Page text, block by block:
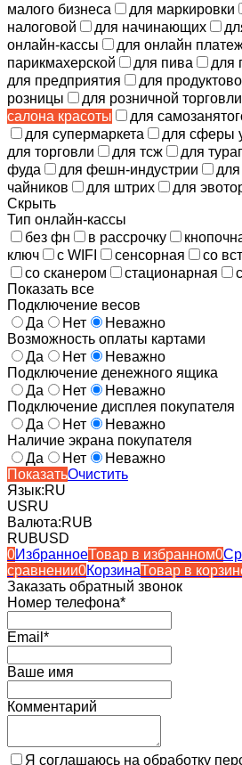
малого бизнеса
для маркировки
налоговой
для начинающих
онлайн-кассы
для онлайн
парикмахерской
для пива
для
для предприятия
для
розницы
для розничной торговли
салона красоты
для
для супермаркета
для сферы
для торговли
для тсж для
фуда
для фешн-индустрии
чайников
для штрих
для
Скрыть
Тип онлайн-кассы
без фн
в рассрочку
ключ
с WIFI сенсорная
со
со сканером
стационарная
Показать все
Подключение весов
Да
Нет
Неважно
Возможность оплаты картами
Да
Нет
Неважно
Подключение денежного ящика
Да
Нет
Неважно
Подключение дисплея покупателя
Да
Нет
Неважно
Наличие экрана покупателя
Да
Нет
Неважно
ПоказатьОчистить
Язык:RU
USRU
Валюта:RUB
RUBUSD
0ИзбранноеТовар в избранном0
сравнении0КорзинаТовар в
Заказать обратный звонок
Номер телефона*
Email*
Ваше имя
Комментарий
Я соглашаюсь на обработку